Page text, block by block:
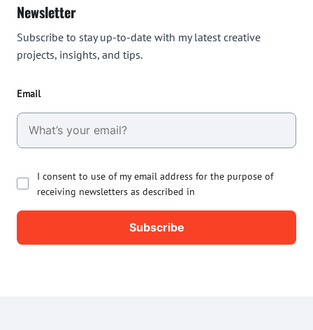
Newsletter
Subscribe to stay up-to-date with my latest creative
projects, insights, and tips.
Email
I consent to use of my email address for the purpose of
receiving newsletters as described in